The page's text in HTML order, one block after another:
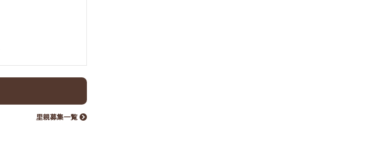
里親募集一覧